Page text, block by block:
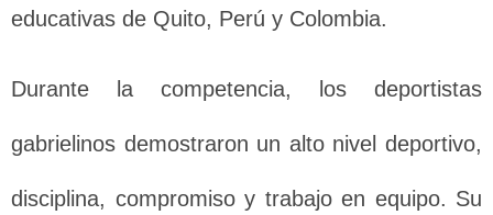
educativas de Quito, Perú y Colombia.
Durante la competencia, los deportistas
gabrielinos demostraron un alto nivel deportivo,
disciplina, compromiso y trabajo en equipo. Su